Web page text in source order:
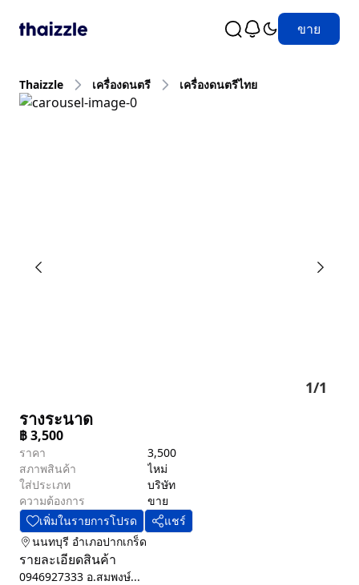
ขาย
Thaizzle เครื่องดนตรี เครื่องดนตรีไทย
1/1
รางระนาด
฿3,500
ราคา
3,500
สภาพสินค้า
ไหม่
ใส่ประเภท
บริษัท
ความต้องการ
ขาย
เพิ่มในรายการโปรด
แชร์
นนทบุรี อำเภอปากเกร็ด
รายละเอียดสินค้า
0946927333 อ.สมพงษ์...